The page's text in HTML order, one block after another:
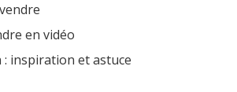
en vidéo
inspiration et astuce